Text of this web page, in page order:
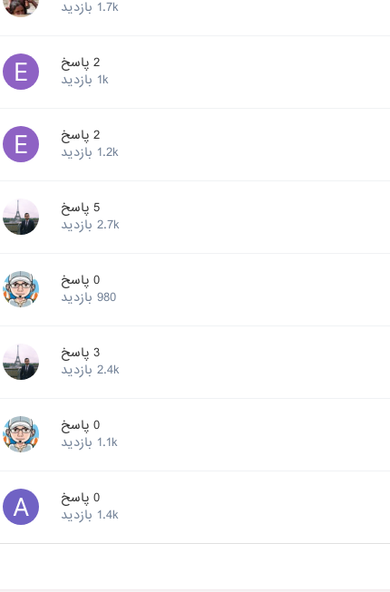
1.7k بازدید
2 پاسخ
1k بازدید
2 پاسخ
1.2k بازدید
5 پاسخ
2.7k بازدید
0 پاسخ
980 بازدید
3 پاسخ
2.4k بازدید
0 پاسخ
1.1k بازدید
0 پاسخ
1.4k بازدید